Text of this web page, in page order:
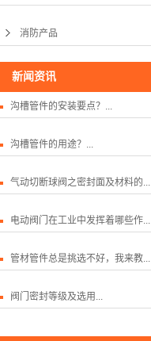
消防产品
新闻资讯
沟槽管件的安装要点？...
沟槽管件的用途？...
气动切断球阀之密封面及材料的...
电动阀门在工业中发挥着哪些作...
管材管件总是挑选不好，我来教...
阀门密封等级及选用...